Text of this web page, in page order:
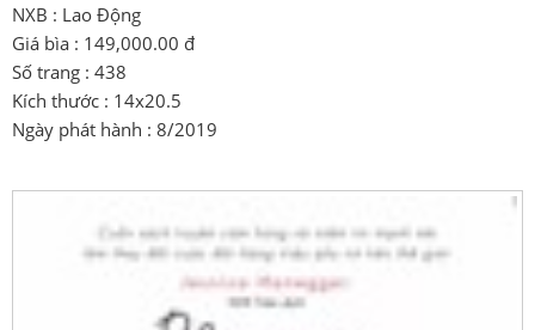
NXB : Lao Động
Giá bìa : 149,000.00 đ
Số trang : 438
Kích thước : 14x20.5
Ngày phát hành : 8/2019